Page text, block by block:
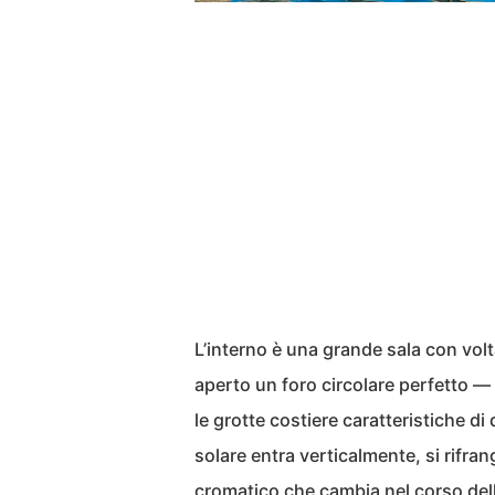
L’interno è una grande sala con
aperto un foro circolare perfetto
le grotte costiere caratteristiche di
solare entra verticalmente, si
cromatico che cambia nel corso